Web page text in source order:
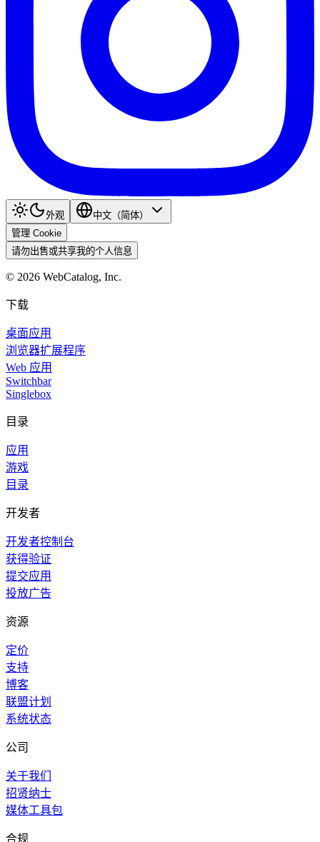
外观
中文（简体）
管理 Cookie
请勿出售或共享我的个人信息
© 2026 WebCatalog, Inc.
下载
桌面应用
浏览器扩展程序
Web 应用
Switchbar
Singlebox
目录
应用
游戏
目录
开发者
开发者控制台
获得验证
提交应用
投放广告
资源
定价
支持
博客
联盟计划
系统状态
公司
关于我们
招贤纳士
媒体工具包
合规